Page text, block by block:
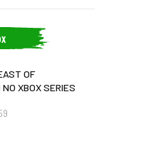
OF
XBOX SERIES